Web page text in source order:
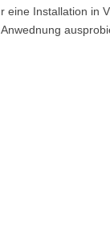
eine Installation in